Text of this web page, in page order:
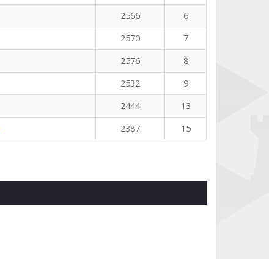
2566
6
2570
7
2576
8
2532
9
2444
13
2387 15